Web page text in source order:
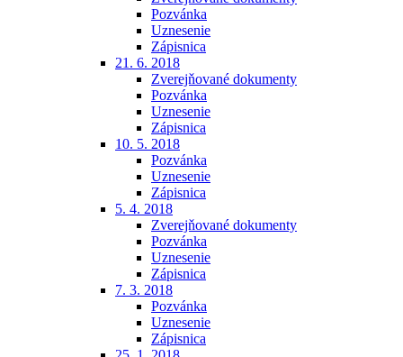
Pozvánka
Uznesenie
Zápisnica
21. 6. 2018
Zverejňované dokumenty
Pozvánka
Uznesenie
Zápisnica
10. 5. 2018
Pozvánka
Uznesenie
Zápisnica
5. 4. 2018
Zverejňované dokumenty
Pozvánka
Uznesenie
Zápisnica
7. 3. 2018
Pozvánka
Uznesenie
Zápisnica